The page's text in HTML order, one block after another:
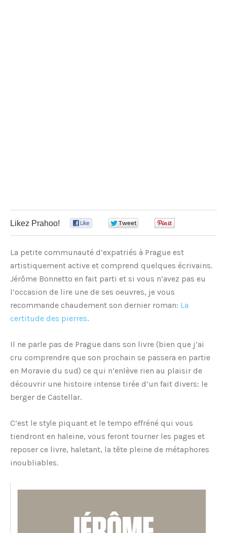
Likez Prahoo!
La petite communauté d’expatriés à Prague est
artistiquement active et comprend quelques écrivains.
Jérôme Bonnetto en fait parti et si vous n’avez pas eu
l’occasion de lire une de ses oeuvres, je vous
recommande chaudement son dernier roman: La
certitude des pierres.
Il ne parle pas de Prague dans son livre (bien que j’ai
cru comprendre que son prochain se passera en partie
en Moravie du sud) ce qui n’enlève rien au plaisir de
découvrir une histoire intense tirée d’un fait divers: le
berger de Castellar.
C’est le style piquant et le tempo effréné qui vous
tiendront en haleine, vous feront tourner les pages et
reposer ce livre, haletant, la tête pleine de métaphores
inoubliables.